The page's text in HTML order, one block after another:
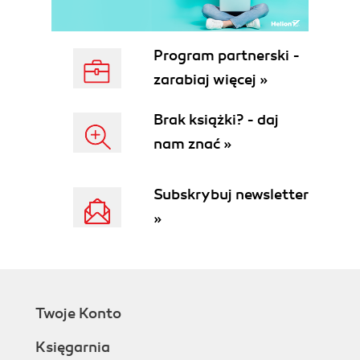
are the major ways digital is
changing publishing?
Which digital tools should publishers
focus on?
Why is metadata important to digital
What will the publishing landscape
look like in five years?
The Problem with Deep Discount eBook
Deals
Program partnerski -
zarabiaj więcej »
Brak książki? - daj
nam znać »
Subskrybuj newsletter
»
Twoje Konto
Księgarnia